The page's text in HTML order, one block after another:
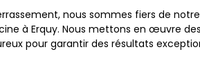
nous sommes fiers de
à Erquy. Nous mettons en œuvre
pour garantir des résultats